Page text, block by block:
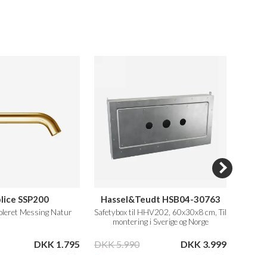
SSP200
Messing Natur
DKK 1.795
Hassel&Teudt HSB04-30763
Safetybox til HHV202, 60x30x8 cm, Til
montering i Sverige og Norge
DKK 5.990 DKK 3.999